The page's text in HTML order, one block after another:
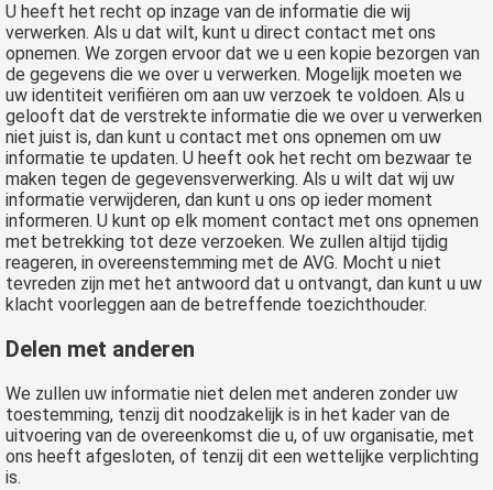
U heeft het recht op inzage van de informatie die wij
verwerken. Als u dat wilt, kunt u direct contact met ons
opnemen. We zorgen ervoor dat we u een kopie bezorgen van
de gegevens die we over u verwerken. Mogelijk moeten we
uw identiteit verifiëren om aan uw verzoek te voldoen. Als u
gelooft dat de verstrekte informatie die we over u verwerken
niet juist is, dan kunt u contact met ons opnemen om uw
informatie te updaten. U heeft ook het recht om bezwaar te
maken tegen de gegevensverwerking. Als u wilt dat wij uw
informatie verwijderen, dan kunt u ons op ieder moment
informeren. U kunt op elk moment contact met ons opnemen
met betrekking tot deze verzoeken. We zullen altijd tijdig
reageren, in overeenstemming met de AVG. Mocht u niet
tevreden zijn met het antwoord dat u ontvangt, dan kunt u uw
klacht voorleggen aan de betreffende toezichthouder.
Delen met anderen
We zullen uw informatie niet delen met anderen zonder uw
toestemming, tenzij dit noodzakelijk is in het kader van de
uitvoering van de overeenkomst die u, of uw organisatie, met
ons heeft afgesloten, of tenzij dit een wettelijke verplichting
is.